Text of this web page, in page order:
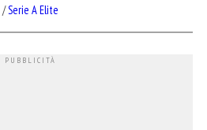
/Serie A Elite